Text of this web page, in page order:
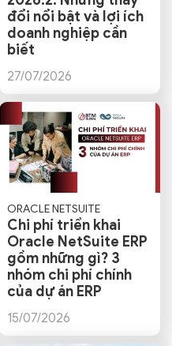
đổi nổi bật và lợi ích
doanh nghiệp cần
biết
27/07/2026
ORACLE NETSUITE
Chi phí triển khai
Oracle NetSuite ERP
gồm những gì? 3
nhóm chi phí chính
của dự án ERP
15/07/2026